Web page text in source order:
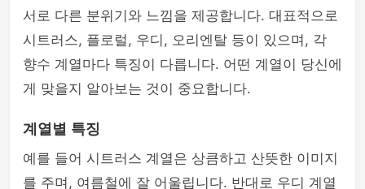
서로 다른 분위기와 느낌을 제공합니다. 대표적으로
시트러스, 플로럴, 우디, 오리엔탈 등이 있으며, 각
향수 계열마다 특징이 다릅니다. 어떤 계열이 당신에
게 맞을지 알아보는 것이 중요합니다.
계열별 특징
예를 들어 시트러스 계열은 상큼하고 산뜻한 이미지
를 주며, 여름철에 잘 어울립니다. 반대로 우디 계열